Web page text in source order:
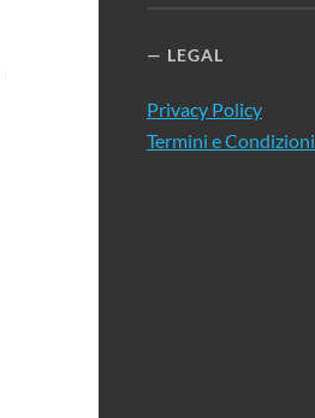
LEGAL
Privacy Policy
Termini e Condizioni